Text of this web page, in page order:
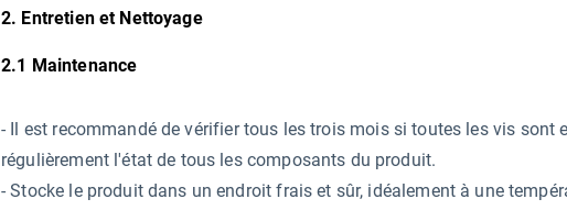
2. Entretien et Nettoyage
2.1 Maintenance
- Il est recommandé de vérifier tous les trois mois si toutes les vis sont
régulièrement l'état de tous les composants du produit.
- Stocke le produit dans un endroit frais et sûr, idéalement à une